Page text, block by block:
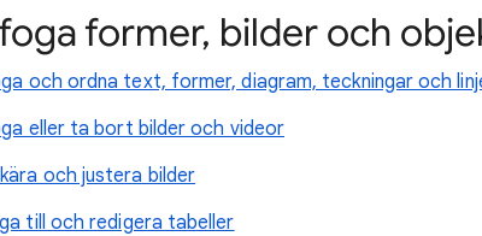
former, bilder och
och ordna text, former, diagram, teckningar och
eller ta bort bilder och videor
och justera bilder
till och redigera tabeller